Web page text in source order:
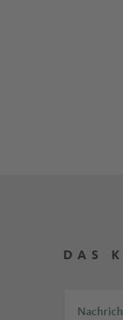
DAS